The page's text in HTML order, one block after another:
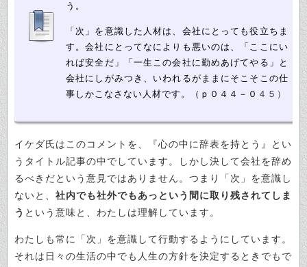
う。
「次」を意識した人材は、会社にとっても役立ちま
す。会社にとってなによりも悪いのは、「ここにい
れば安全だ」「一生この会社に勤めあげてやる」と
会社にしがみつき、いわれるがままにそこそこの仕
事しかこなさない 人材です。（ｐ０４４－０ ４５）
イケダ氏はこのコメントを、『心の中に辞表を持とう』とい
うタイトル記事の中でしています。しかし決して会社を辞め
るべきだという意見ではありません。つまり「次」を意識し
ないと、 社内でも社外でもあっという間に取り残されてしま
う という意味と、わたしは理解しています。
わたしも常に「次」を意識して行動するようにしています。
それは日々の生活の中でも人生の方針を決定するときでもで